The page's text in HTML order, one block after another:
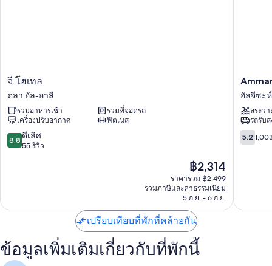
ห้องพักทั้ง 257 ห้องมีสิทธิพิเศษ เช่น รูมเซอร์วิส 24 ชั่วโมง และเครื่องปรับ
อากาศ รวมถึงสิ่งอำนวยความสะดวกอย่าง บริการ Wi-Fi ฟรี และตู้นิรภัย
สิ่งอำนวยความสะดวกเพิ่มเติมภายในห้องพักได้แก่
อ่างอาบน้ำหรือฝักบัว, ของใช้ในห้องน้ำฟรี และไดร์เป่าผม
ทีวีจอแบนพร้อม ช่องดาวเทียม
กาต้มน้ำไฟฟ้า, บริการทำความสะอาดทุกวัน และโทรศัพท์
จี
เทล
ตลา
อัล-
อาลี
จี โฮเทล
ตลา อัล-อาลี
รวมอาหารเช้า
รวมที่จอดรถ
เครื่องปรับอากาศ
ฟิตเนส
8.8
จาก
8.8 ดีเลิศ
55 รีวิว
ราคา
ปัจจุบัน
คือ
฿2,314
฿2,314
ราคารวม ฿2,499
รวมภาษีและค่าธรรมเนียม
5 ก.ย. - 6 ก.ย.
Amman
Airport
Hotel
อัล
จี
ซะห์
อัลจีซะห์
สระว่
รถรับ
5.2
จาก
5.2
เปรียบเทียบที่พักที่คล้ายกัน
ข้อมูลเพิ่มเติมเกี่ยวกับที่พักนี้